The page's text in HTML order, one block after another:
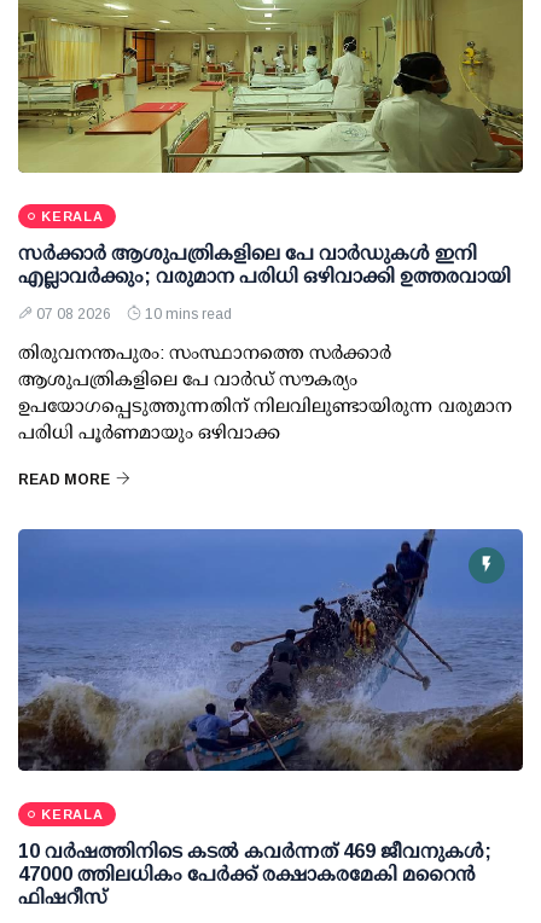
KERALA
സര്‍ക്കാര്‍ ആശുപത്രികളിലെ പേ വാര്‍ഡുകള്‍ ഇനി
എല്ലാവര്‍ക്കും; വരുമാന പരിധി ഒഴിവാക്കി ഉത്തരവായി
07 08 2026 10 mins read
തിരുവനന്തപുരം: സംസ്ഥാനത്തെ സര്‍ക്കാര്‍
ആശുപത്രികളിലെ പേ വാര്‍ഡ് സൗകര്യം
ഉപയോഗപ്പെടുത്തുന്നതിന് നിലവിലുണ്ടായിരുന്ന വരുമാന
പരിധി പൂര്‍ണമായും ഒഴിവാക്ക
READ MORE
KERALA
10 വര്‍ഷത്തിനിടെ കടല്‍ കവര്‍ന്നത് 469 ജീവനുകള്‍;
47000 ത്തിലധികം പേര്‍ക്ക് രക്ഷാകരമേകി മറൈന്‍
ഫിഷറീസ്